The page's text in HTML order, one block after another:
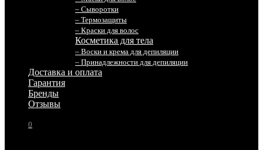
– Сыворотки
– Термозащиты
– Краски для волос
Косметика для тела
– Воски и крема для депиляции
– Принадлежности для депиляции
Доставка и оплата
Гарантия
Бренды
Отзывы
0